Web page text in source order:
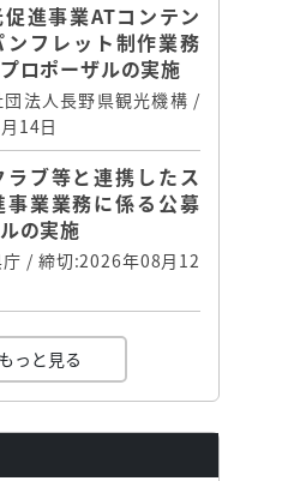
進事業ATコンテン
フレット制作業務
ロポーザルの実施
団法人長野県観光機構 /
14日
ブ等と連携したス
業業務に係る公募
の実施
/ 締切:2026年08月12
もっと見る